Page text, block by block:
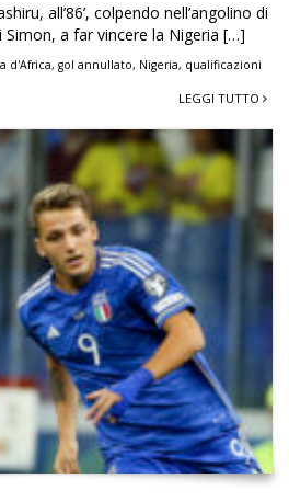
all’86’, colpendo nell’angolino di
a far vincere la Nigeria […]
d'Africa, gol annullato, Nigeria, qualificazioni
LEGGI TUTTO